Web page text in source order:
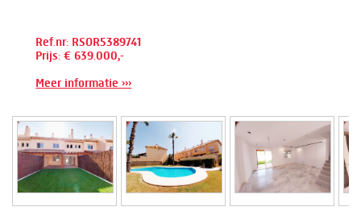
Ref.nr: RSOR5389741
Prijs: € 639.000,-
Meer informatie ›››